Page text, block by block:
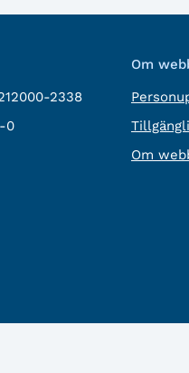
2338
0
Om
Om